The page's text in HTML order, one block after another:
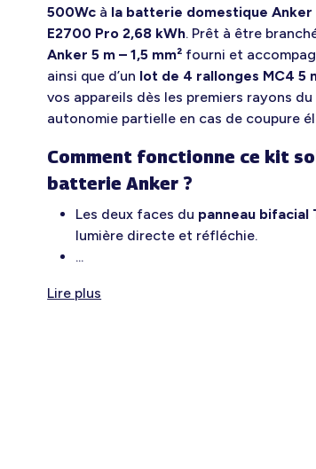
500Wc à la batterie domestique Anker
E2700 Pro 2,68 kWh. Prêt à être
Anker 5 m – 1,5 mm² fourni et
ainsi que d’un lot de 4 rallonges MC4 5
vos appareils dès les premiers rayons
autonomie partielle en cas de coupure
Comment fonctionne ce kit
batterie Anker ?
Les deux faces du panneau bifacial
lumière directe et réfléchie.
...
Lire plus